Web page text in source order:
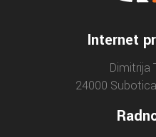
Internet
Dimitrija
24000